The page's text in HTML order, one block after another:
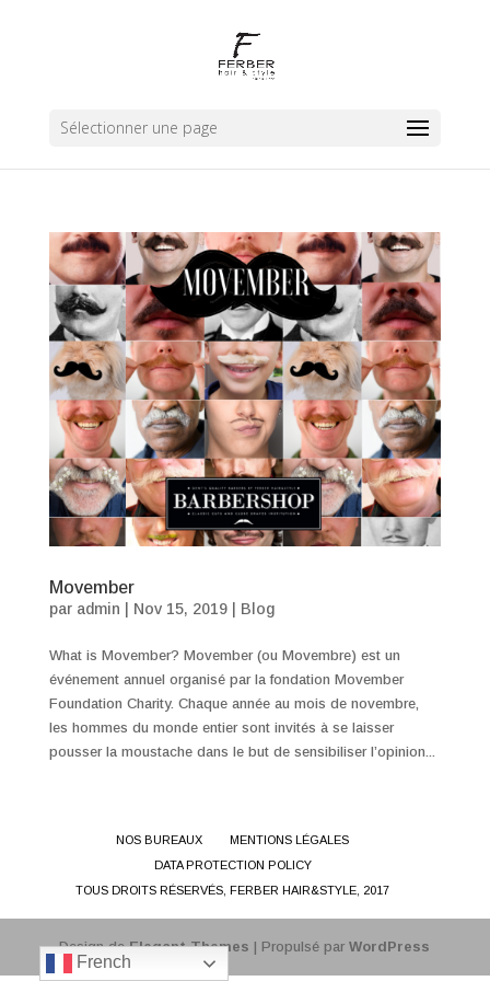
Sélectionner une page
Movember
par admin Nov 15, 2019| Blog
What is Movember? Movember (ou Movembre) est un
événement annuel organisé par la fondation Movember
Foundation Charity. Chaque année au mois de novembre,
les hommes du monde entier sont invités à se laisser
pousser la moustache dans le but de sensibiliser l’opinion...
NOS BUREAUX
MENTIONS LÉGALES
DATA PROTECTION POLICY
TOUS DROITS RÉSERVÉS, FERBER HAIR&STYLE, 2017
Design deElegant Themes | Propulsé parWordPress
French